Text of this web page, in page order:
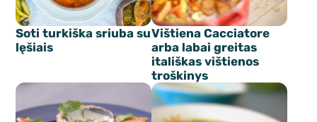
Soti turkiška sriuba su
lęšiais
Vištiena Cacciatore
arba labai greitas
itališkas vištienos
troškinys